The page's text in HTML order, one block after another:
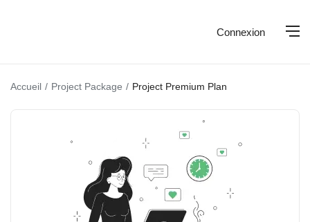
Connexion
Accueil Project Package Project Premium Plan